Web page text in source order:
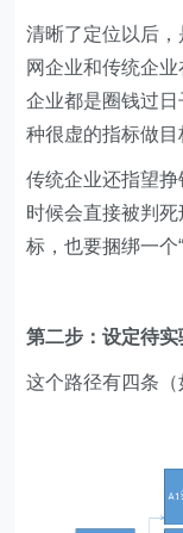
清晰了定位以后
网企业和传统企
企业都是圈钱过日
种很虚的指标做目
传统企业还指望
时候会直接被判死
标，也要捆绑一个
第二步：设定待
这个路径有四条（